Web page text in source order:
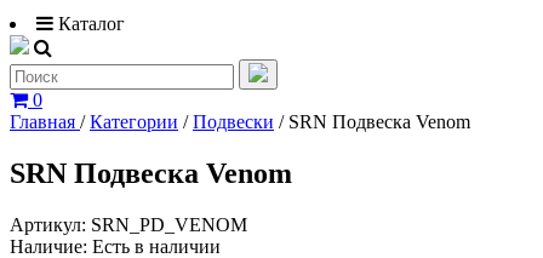
Каталог
0
Главная /Категории /Подвески / SRN Подвеска Venom
SRN Подвеска Venom
Артикул: SRN_PD_VENOM
Наличие: Есть в наличии